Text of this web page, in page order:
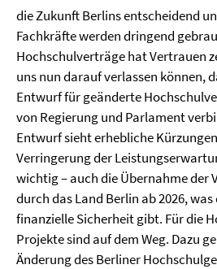
die Zukunft Berlins entscheidend
Fachkräfte werden dringend
Hochschulverträge hat Vertrauen
uns nun darauf verlassen können,
Entwurf für geänderte
von Regierung und Parlament
Entwurf sieht erhebliche
Verringerung der
wichtig – auch die Übernahme der
durch das Land Berlin ab 2026,
finanzielle Sicherheit gibt. Für die
Projekte sind auf dem Weg. Dazu
Änderung des Berliner